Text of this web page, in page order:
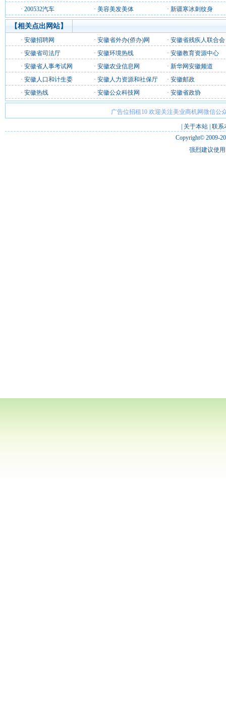
· 200532汽车 · 美容美发美体 · 新疆寒冰刺纹身
【相关点出网站】
· 安徽招聘网 · 安徽省外办(侨办)网 · 安徽省残疾人联合会
· 安徽省司法厅 · 安徽环境热线 · 安徽教育资源中心
· 安徽省人事考试网 · 安徽农业信息网 · 新华网安徽频道
· 安徽人口和计生委 · 安徽人力资源和社保厅 · 安徽邮政
· 安徽热线 · 安徽公众科技网 · 安徽省政协
广告位招租10 欢迎关注美业商机网微信公
关于本站 联系
Copyright© 2009-
强烈建议使